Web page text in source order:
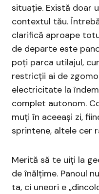
situație. Există doar
contextul tău.
clarifică aproape
de departe este
poți parca utilajul,
restricții ai de
electricitate la
complet autonom.
muți în aceeași zi,
sprintene, altele cer
Merită să te uiți la
de înălțime. Panoul
ta, ci uneori e